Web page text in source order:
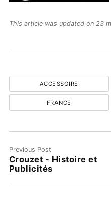
This article was updated on 23
ACCESSOIRE
FRANCE
Previous Post
Crouzet - Histoire et
Publicités